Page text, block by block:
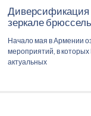
Диверсификация
зеркале
Начало мая в Армении
мероприятий, в
актуальных